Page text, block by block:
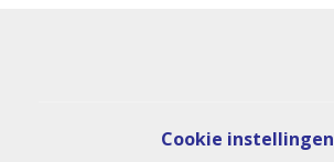
Cookie instellingen